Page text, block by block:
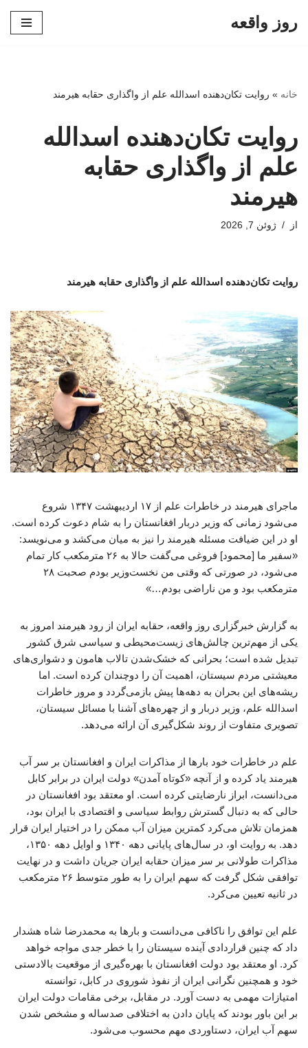
روز واقعه
خانه » روایت تکان‌دهنده اسدالله علم از واگذاری حقابه هیرمند
روایت تکان‌دهنده اسدالله
علم از واگذاری حقابه
هیرمند
از ژوئن 7, 2026
روایت تکان‌دهنده اسدالله علم از واگذاری حقابه هیرمند
ماجرای هیرمند در خاطرات علم از ۱۷ اردیبهشت ۱۳۴۷ شروع
می‌شود زمانی که وزیر دربار افغانستان را به شام دعوت کرده است.
او در این ضیافت مسئله‌ هیرمند را نیز به میان می‌کشد و می‌نویسد:
«سفیر ما [محمود] فروغی می‌گفت حالا به ۲۶ مترمکعب کار تمام
می‌شود، در صورتی که وقتی من نخست‌وزیر بودم صحبت ۲۸
مترمکعب بود و من ناراضی بودم…»
به گزارش خبرگزاری روز واقعه، حقابه ایران از رود هیرمند امروز به
یکی از مهم‌ترین چالش‌های زیست‌محیطی و سیاسی شرق کشور
تبدیل شده است؛ بحرانی که خشک‌شدن تالاب هامون و دشواری‌های
معیشتی مردم سیستان، اهمیت آن را دوچندان کرده است. اما
ریشه‌های این بحران به دهه‌ها پیش بازمی‌گردد و مرور خاطرات
اسدالله علم، وزیر دربار و از چهره‌های آشنا با مسائل سیستان،
تصویری متفاوت از روند شکل‌گیری آن ارائه می‌دهد.
علم در خاطرات خود بارها از مذاکرات ایران و افغانستان بر سر آب
هیرمند یاد کرده و از آنچه «کوتاه آمدن» دولت ایران در برابر کابل
می‌دانست، ابراز نارضایتی کرده است. او معتقد بود افغانستان در
حالی که به دنبال گسترش روابط سیاسی و اقتصادی با ایران بود،
همزمان تلاش می‌کرد کمترین میزان آب ممکن را در اختیار ایران قرار
دهد. به روایت او، در سال‌های پایانی دهه ۱۳۴۰ و اوایل دهه ۱۳۵۰،
مذاکرات طولانی بر سر میزان حقابه ایران جریان داشت و در نهایت
توافقی شکل گرفت که سهم ایران را به طور متوسط ۲۶ مترمکعب
در ثانیه تعیین می‌کرد.
علم این توافق را ناکافی می‌دانست و بارها به محمدرضا شاه هشدار
داد که چنین قراردادی آینده سیستان را با خطر جدی مواجه خواهد
کرد. او معتقد بود دولت افغانستان با بهره‌گیری از موقعیت بالادستی
خود و همچنین نگرانی ایران از نفوذ شوروی در کابل، توانسته
امتیازات مهمی به دست آورد. در مقابل، برخی مقامات دولت ایران
بر این باور بودند که پایان دادن به اختلافی صدساله و مشخص شدن
سهم آب ایران، دستاوردی مهم محسوب می‌شود.